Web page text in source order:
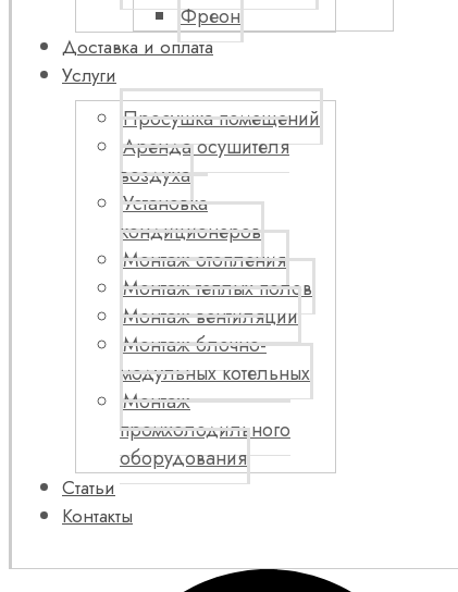
Фреон
Доставка и оплата
Услуги
Просушка помещений
Аренда осушителя
воздуха
Установка
кондиционеров
Монтаж отопления
Монтаж теплых полов
Монтаж вентиляции
Монтаж блочно-
модульных котельных
Монтаж
промхолодильного
оборудования
Статьи
Контакты